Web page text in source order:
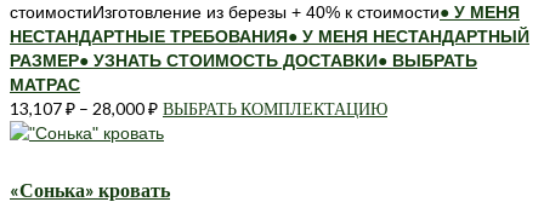
стоимостиИзготовление из березы + 40% к стоимости● У МЕНЯ
НЕСТАНДАРТНЫЕ ТРЕБОВАНИЯ● У МЕНЯ НЕСТАНДАРТНЫЙ
РАЗМЕР● УЗНАТЬ СТОИМОСТЬ ДОСТАВКИ● ВЫБРАТЬ
МАТРАС
13,107₽ – 28,000₽ ВЫБРАТЬ КОМПЛЕКТАЦИЮЭтот
«Сонька» кровать